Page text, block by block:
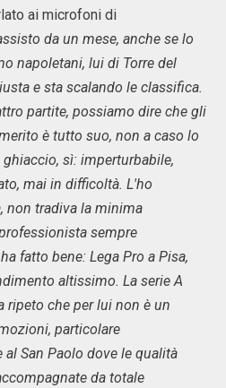
ai microfoni di
da un mese, anche se lo
napoletani, lui di Torre del
e sta scalando le classifica.
partite, possiamo dire che gli
è tutto suo, non a caso lo
sì: imperturbabile,
mai in difficoltà. L'ho
non tradiva la minima
sempre
fatto bene: Lega Pro a Pisa,
altissimo. La serie A
ripeto che per lui non è un
particolare
San Paolo dove le qualità
da totale